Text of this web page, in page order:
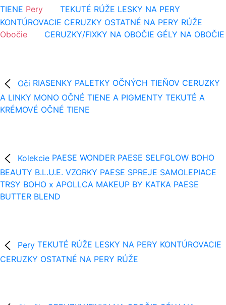
TIENE Pery TEKUTÉ RÚŽE LESKY NA PERY
KONTÚROVACIE CERUZKY OSTATNÉ NA PERY RÚŽE
Obočie
CERUZKY/FIXKY NA OBOČIE GÉLY NA OBOČIE
Oči RIASENKY PALETKY OČNÝCH TIEŇOV CERUZKY
A LINKY MONO OČNÉ TIENE A PIGMENTY TEKUTÉ A
KRÉMOVÉ OČNÉ TIENE
Kolekcie PAESE WONDER PAESE SELFGLOW BOHO
BEAUTY B.L.U.E. VZORKY PAESE SPREJE SAMOLEPIACE
TRSY BOHO x APOLLCA MAKEUP BY KATKA PAESE
BUTTER BLEND
Pery TEKUTÉ RÚŽE LESKY NA PERY KONTÚROVACIE
CERUZKY OSTATNÉ NA PERY RÚŽE